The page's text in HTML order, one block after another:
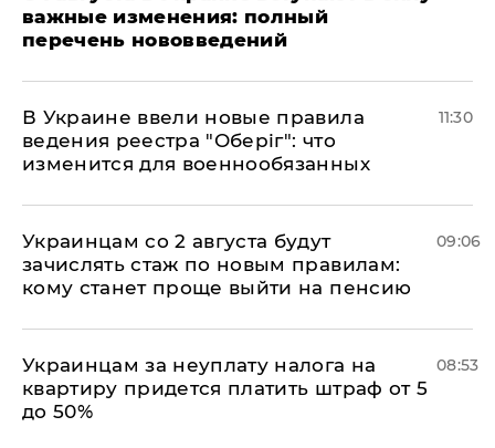
важные изменения: полный
перечень нововведений
В Украине ввели новые правила
ведения реестра "Оберіг": что
изменится для военнообязанных
11:30
Украинцам со 2 августа будут
зачислять стаж по новым правилам:
кому станет проще выйти на пенсию
09:06
Украинцам за неуплату налога на
квартиру придется платить штраф от 5
до 50%
08:53